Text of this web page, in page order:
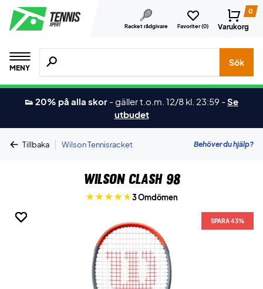
Racket rådgivare Favoriter (0)
0
Varukorg
MENY
Sök efter produkter, märken osv.
Sök
👟 20% på alla skor -gäller t.o.m. 12/8 kl. 23:59 -Se
utbudet
Tillbaka | Wilson Tennisracket Behöver du hjälp?
Wilson Clash 98
3 Omdömen
SPARA 43%
SPARA 43%
SPARA 43%
SPARA 43%
SPARA 43%